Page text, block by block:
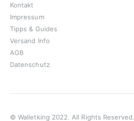
Kontakt
Impressum
Tipps & Guides
Versand Info
AGB
Datenschutz
© Walletking 2022. All Rights Reserved.